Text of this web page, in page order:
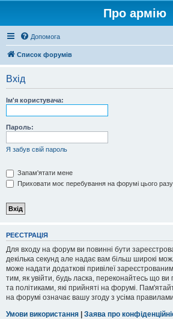
Про армію
Допомога
Список форумів
Вхід
Ім'я користувача:
Пароль:
Я забув свій пароль
Запам'ятати мене
Приховати моє перебування на форумі цього разу
РЕЄСТРАЦІЯ
Для входу на форум ви повинні бути
декілька секунд але надає вам більш широкі
може надати додаткові привілеї
тим, як увійти, будь ласка, переконайтесь що
та політиками, які прийняті на форумі.
на форумі означає вашу згоду з усіма правилами.
Умови використання | Заява про